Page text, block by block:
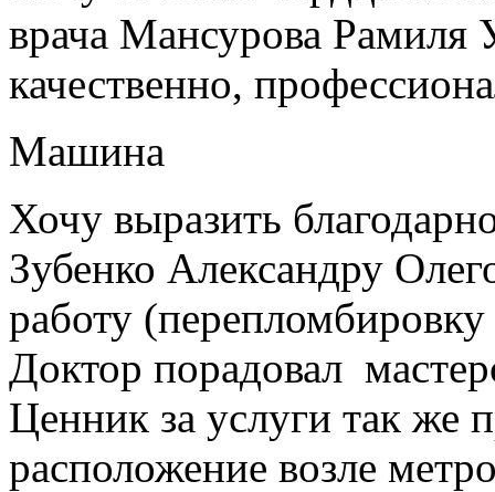
врача Мансурова Рамиля
качественно,
Машина
Хочу выразить
Зубенко Александру
работу
Доктор порадовал
Ценник за услуги так же
расположение возле